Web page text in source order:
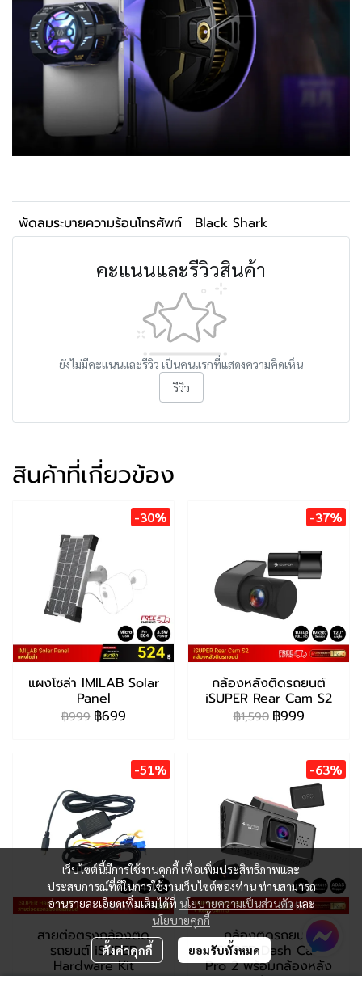
พัดลมระบายความร้อนโทรศัพท์ Black Shark
คะแนนและรีวิวสินค้า
ยังไม่มีคะแนนและรีวิว เป็นคนแรกที่แสดงความคิดเห็น
รีวิว
สินค้าที่เกี่ยวข้อง
-30%
แผงโซล่า IMILAB Solar
Panel
฿999 ฿699
-37%
กล้องหลังติดรถยนต์
iSUPER Rear Cam S2
฿1,590 ฿999
-51%
สายต่อตรงกล้องติด
รถยนต์ iSUPER
Hardware Kit
-63%
กล้องติดรถยนต์
iSUPER Dash Cam
Pro 2 พร้อมกล้องหลัง
รุ่น 1
เว็บไซต์นี้มีการใช้งานคุกกี้ เพื่อเพิ่มประสิทธิภาพและ
ประสบการณ์ที่ดีในการใช้งานเว็บไซต์ของท่าน ท่านสามารถ
อ่านรายละเอียดเพิ่มเติมได้ที่ นโยบายความเป็นส่วนตัวและ
นโยบายคุกกี้
ตั้งค่าคุกกี้ ยอมรับทั้งหมด